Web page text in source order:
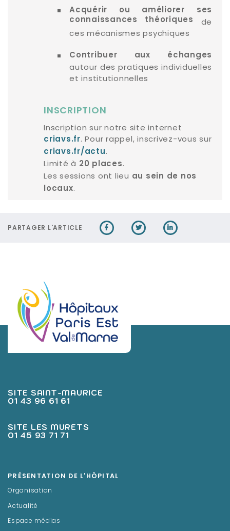
Acquérir ou améliorer ses
connaissances théoriques de
ces mécanismes psychiques
Contribuer aux échanges
autour des pratiques individuelles
et institutionnelles
INSCRIPTION
Inscription sur notre site internet
criavs.fr. Pour rappel, inscrivez-vous sur
criavs.fr/actu .
Limité à 20 places .
Les sessions ont lieu au sein de nos
locaux.
PARTAGER L'ARTICLE
SITE SAINT-MAURICE
01 43 96 61 61
SITE LES MURETS
01 45 93 71 71
PRÉSENTATION DE L'HÔPITAL
Organisation
Actualité
Espace médias